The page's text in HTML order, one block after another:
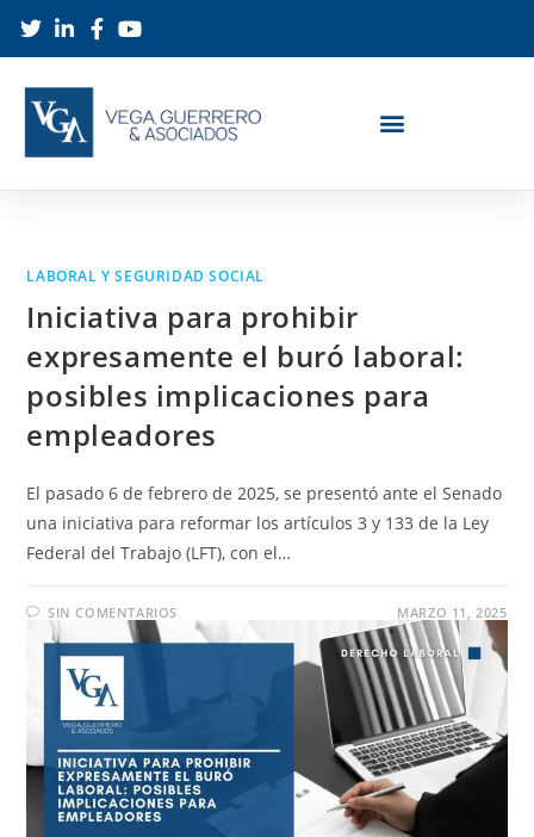
LABORAL Y SEGURIDAD SOCIAL
Iniciativa para prohibir
expresamente el buró laboral:
posibles implicaciones para
empleadores
El pasado 6 de febrero de 2025, se presentó ante el Senado
una iniciativa para reformar los artículos 3 y 133 de la Ley
Federal del Trabajo (LFT), con el…
SIN COMENTARIOS MARZO 11, 2025